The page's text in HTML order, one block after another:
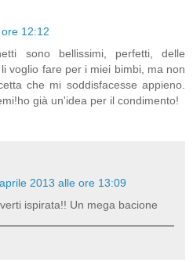
12:12
sono bellissimi, perfetti, delle
voglio fare per i miei bimbi, ma non
che mi soddisfacesse appieno.
già un'idea per il condimento!
2013 alle ore 13:09
ispirata!! Un mega bacione